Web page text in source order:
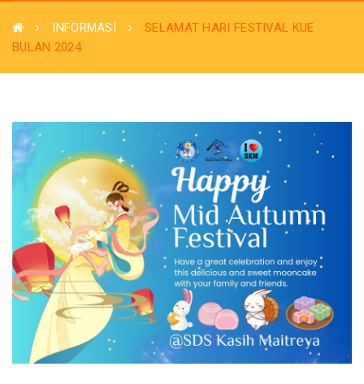
INFORMASI
SELAMAT HARI FESTIVAL KUE
BULAN 2024